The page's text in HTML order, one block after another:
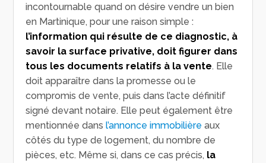
incontournable quand on désire vendre un bien
en Martinique, pour une raison simple :
l’information qui résulte de ce diagnostic, à
savoir la surface privative, doit figurer dans
tous les documents relatifs à la vente. Elle
doit apparaître dans la promesse ou le
compromis de vente, puis dans l’acte définitif
signé devant notaire. Elle peut également être
mentionnée dansl’annonce immobilière aux
côtés du type de logement, du nombre de
pièces, etc. Même si, dans ce cas précis, la